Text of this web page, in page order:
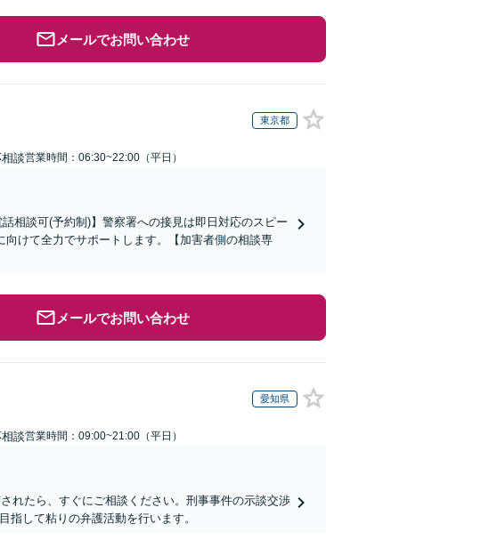
メールでお問い合わせ
東京都
談営業時間：06:30~22:00（平日）
相談可(予約制)】警察署への接見は即日対応のスピー
けて全力でサポートします。【加害者側の相談専
メールでお問い合わせ
愛知県
談営業時間：09:00~21:00（平日）
れたら、すぐにご相談ください。刑事事件の示談交渉
して粘りの弁護活動を行います。